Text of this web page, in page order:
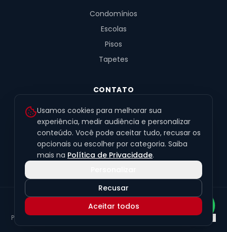
Condomínios
Escolas
Pisos
Tapetes
CONTATO
R. Fernandes de Barros, 491, Sala 4
Alto da XV · Curitiba/PR · 80040-060
(41) 99201-6050
contato@exclusivetapetes.com.br
© 2026 Exclusive Pisos e Tapetes Personalizados
45.563.259/0001-89
Política de PrivacidadeTermos de UsoLGPDPreferências de cookies
Usamos cookies para melhorar sua
experiência, medir audiência e personalizar
conteúdo. Você pode aceitar tudo, recusar os
opcionais ou escolher por categoria. Saiba
mais na Política de Privacidade.
Recusar
Aceitar todos